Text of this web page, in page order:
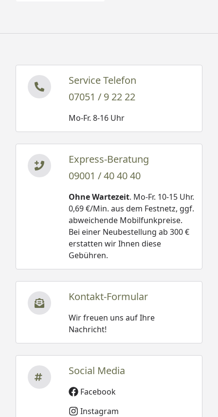
Service Telefon
07051 / 9 22 22
Mo-Fr. 8-16 Uhr
Express-Beratung
09001 / 40 40 40
Ohne Wartezeit. Mo-Fr. 10-15 Uhr.
0,69 €/Min. aus dem Festnetz, ggf.
abweichende Mobilfunkpreise.
Bei einer Neubestellung ab 300 €
erstatten wir Ihnen diese
Gebühren.
Kontakt-Formular
Wir freuen uns auf Ihre
Nachricht!
Social Media
Facebook
Instagram